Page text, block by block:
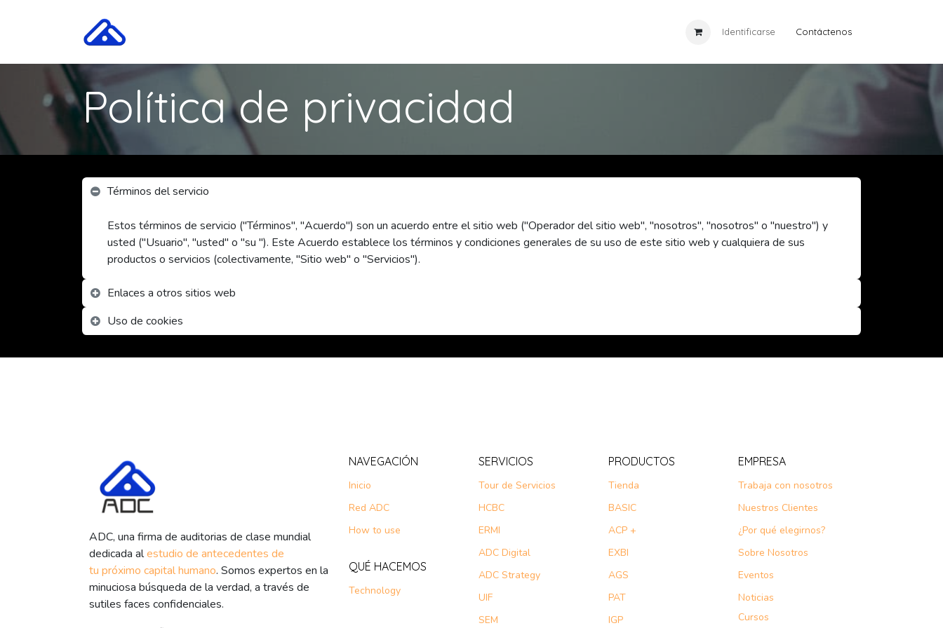
Eventos Cursos Noticias
Identificarse Contáctenos
Política de privacidad
Términos del servicio
Estos términos de servicio ("Términos", "Acuerdo") son un acuerdo entre el sitio web ("Operador del sitio web", "nosotros", "nosotros" o "nuestro") y
usted ("Usuario", "usted" o "su "). Este Acuerdo establece los términos y condiciones generales de su uso de este sitio web y cualquiera de sus
productos o servicios (colectivamente, "Sitio web" o "Servicios").
Enlaces a otros sitios web
Uso de cookies
NAVEGACIÓN
Inicio
Red ADC
How to use
QUÉ HACEMOS
Technology
PRODUCTOS
Tienda
BASIC
ACP +
EXBI
AGS
PAT
IGP
SERVICIOS
Tour de Servicios
HCBC
ERMI
ADC Digital
ADC Strategy
UIF
SEM
EMPRESA
Trabaja con nosotros
Nuestros Clientes
¿Por qué elegirnos?
Sobre Nosotros
Eventos
Noticias
Cursos
ADC, una firma de auditorias de clase mundial
dedicada alestudio de antecedentes de
tu próximo capital humano. Somos expertos en la
minuciosa búsqueda de la verdad, a través de
sutiles faces confidenciales.